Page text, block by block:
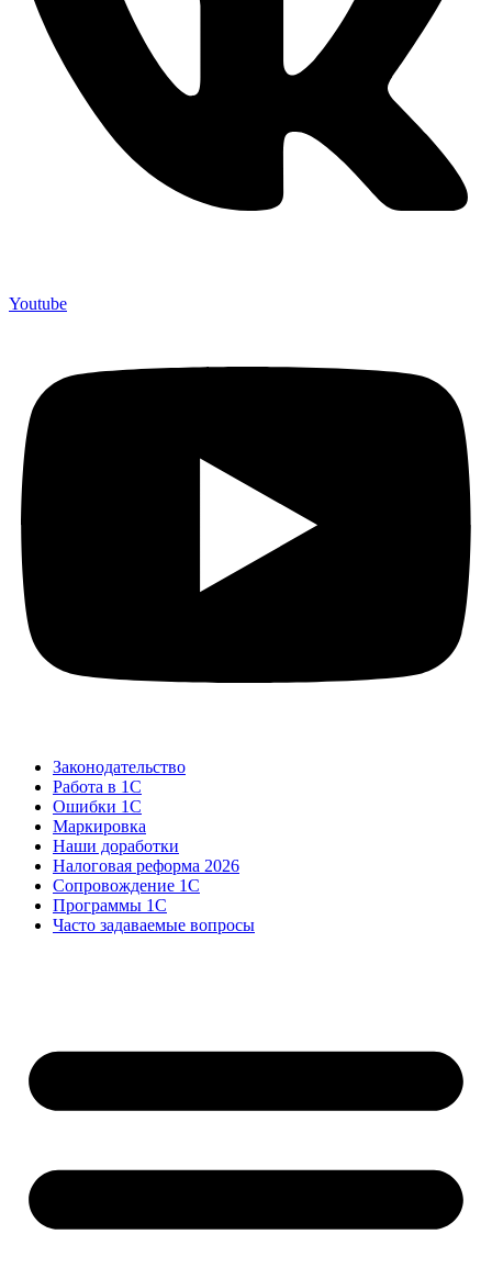
Youtube
Законодательство
Работа в 1С
Ошибки 1С
Маркировка
Наши доработки
Налоговая реформа 2026
Сопровождение 1С
Программы 1С
Часто задаваемые вопросы